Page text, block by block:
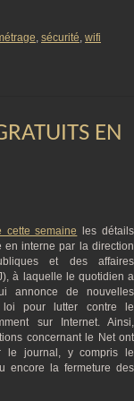
, sécurité, wifi
EN
cette semaine les détails
en interne par la direction
et des affaires
à laquelle le quotidien a
annonce de nouvelles
loi pour lutter contre le
sur Internet. Ainsi,
concernant le Net ont
le journal, y compris le
encore la fermeture des